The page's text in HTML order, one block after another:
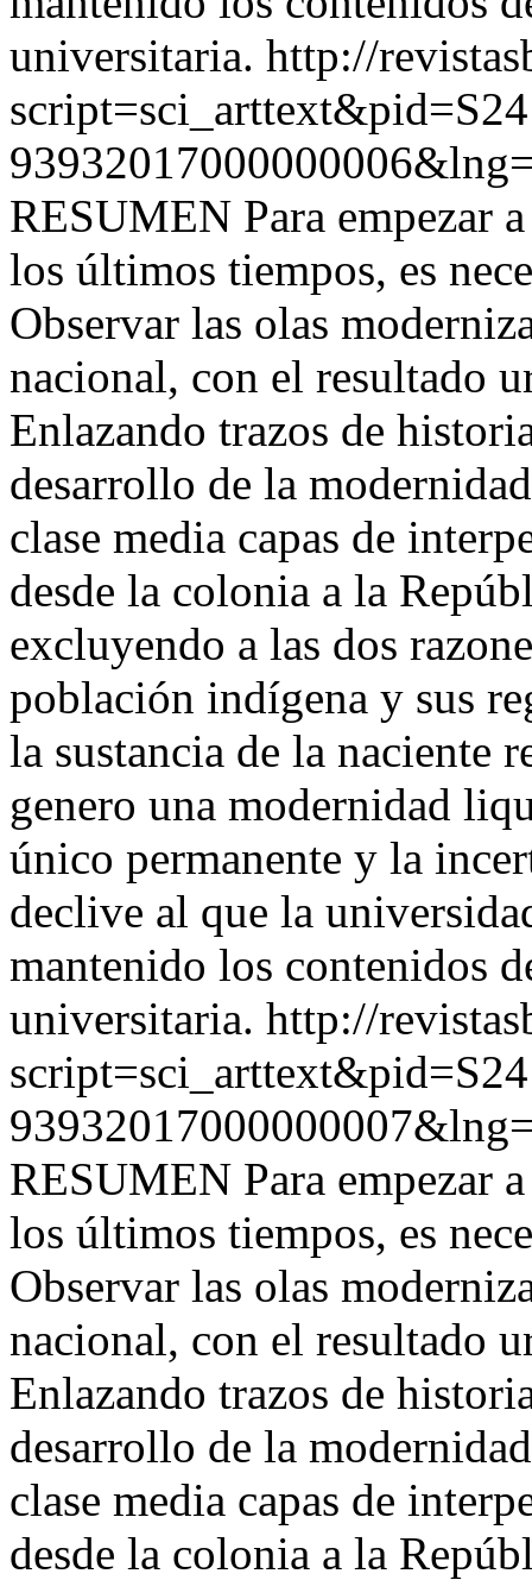
universitaria. http://
RESUMEN Para empezar
los últimos tiempos, es
Observar las olas
nacional, con el resultado
Enlazando trazos de
desarrollo de la
clase media capas de
desde la colonia a la
excluyendo a las dos
población indígena y sus
la sustancia de la naciente
genero una modernidad
único permanente y la
declive al que la
mantenido los contenidos
universitaria. http://
RESUMEN Para empezar
los últimos tiempos, es
Observar las olas
nacional, con el resultado
Enlazando trazos de
desarrollo de la
clase media capas de
desde la colonia a la